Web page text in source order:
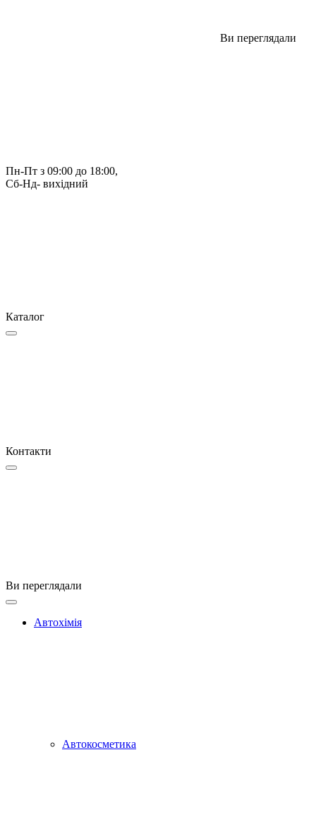
Ви переглядали
Пн-Пт з 09:00 до 18:00,
Сб-Нд- вихідний
Каталог
Контакти
Ви переглядали
Автохімія
Автокосметика